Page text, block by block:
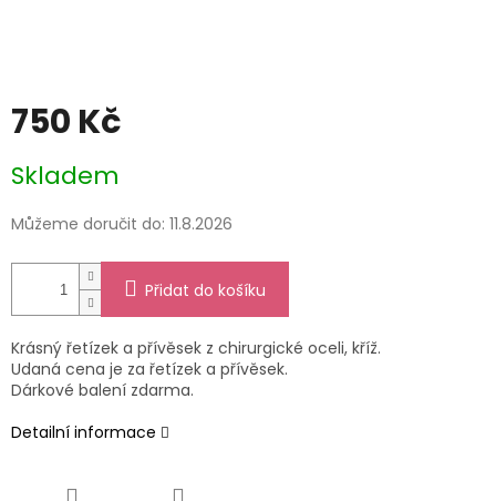
750 Kč
cena:
Skladem
Můžeme doručit do: 11.8.2026
Přidat do košíku
Krásný řetízek a přívěsek z chirurgické oceli, kříž.
Udaná cena je za řetízek a přívěsek.
Dárkové balení zdarma.
Detailní informace